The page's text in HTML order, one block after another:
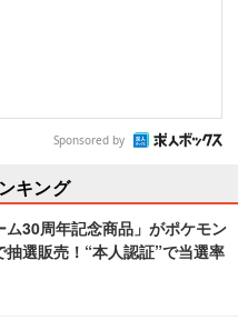
Sponsored by
キング
ム30周年記念商品」がポケモン
抽選販売！“本人認証”で当選率